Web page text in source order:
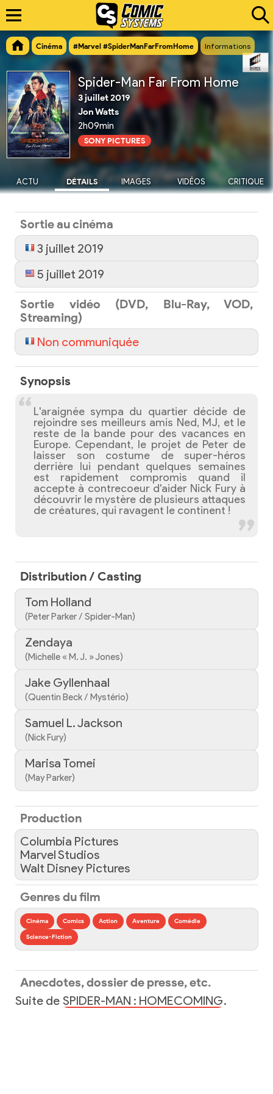
Cinéma #Marvel #SpiderManFarFromHome Informations
Spider-Man Far From Home
3 juillet 2019
Jon Watts
2h09min
SONY PICTURES
ACTU DÉTAILS IMAGES VIDÉOS CRITIQUE
Sortie au cinéma
3 juillet 2019
5 juillet 2019
Sortie vidéo (DVD, Blu-Ray, VOD,
Streaming)
Non communiquée
Synopsis
L'araignée sympa du quartier décide de
rejoindre ses meilleurs amis Ned, MJ, et le
reste de la bande pour des vacances en
Europe. Cependant, le projet de Peter de
laisser son costume de super-héros
derrière lui pendant quelques semaines
est rapidement compromis quand il
accepte à contrecoeur d'aider Nick Fury à
découvrir le mystère de plusieurs attaques
de créatures, qui ravagent le continent !
Distribution / Casting
Tom Holland
(Peter Parker / Spider-Man)
Zendaya
(Michelle « M. J. » Jones)
Jake Gyllenhaal
(Quentin Beck / Mystério)
Samuel L. Jackson
(Nick Fury)
Marisa Tomei
(May Parker)
Production
Columbia Pictures
Marvel Studios
Walt Disney Pictures
Genres du film
Cinéma Comics Action Aventure Comédie
Science-Fiction
Anecdotes, dossier de presse, etc.
Suite de SPIDER-MAN : HOMECOMING.